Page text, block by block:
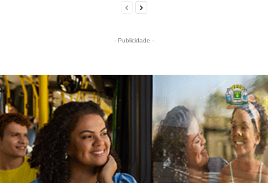
- Publicidade -